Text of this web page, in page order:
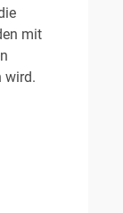
mit
wird.